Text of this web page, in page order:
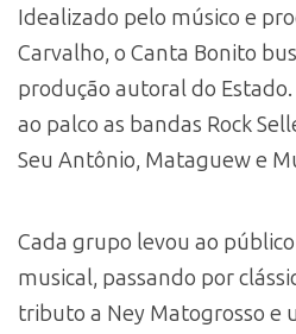
Idealizado pelo músico e
Carvalho, o Canta Bonito
produção autoral do
ao palco as bandas Rock
Seu Antônio, Mataguew e
Cada grupo levou ao
musical, passando por
tributo a Ney Matogrosso e